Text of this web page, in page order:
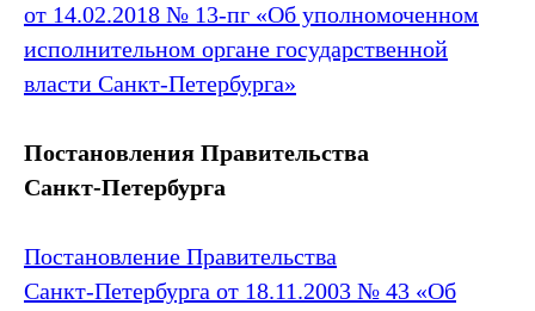
от 14.02.2018 № 13-пг «Об уполномоченном
исполнительном органе государственной
власти Санкт‑Петербурга»
Постановления Правительства
Санкт‑Петербурга
Постановление Правительства
Санкт‑Петербурга от 18.11.2003 № 43 «Об